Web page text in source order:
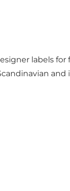
labels